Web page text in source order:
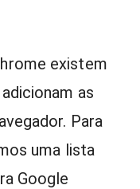
existem
as
Para
uma lista
Google